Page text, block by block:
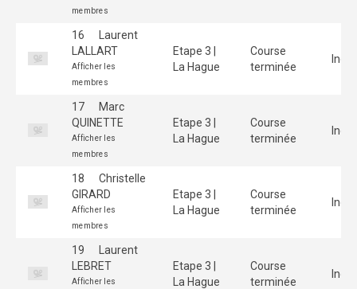
membres
16
Laurent
LALLART
Afficher les
membres
Etape 3 |
La Hague
Course
terminée
17
Marc
QUINETTE
Afficher les
membres
Etape 3 |
La Hague
Course
terminée
18
Christelle
GIRARD
Afficher les
membres
Etape 3 |
La Hague
Course
terminée
19
Laurent
LEBRET
Afficher les
Etape 3 |
La Hague
Course
terminée